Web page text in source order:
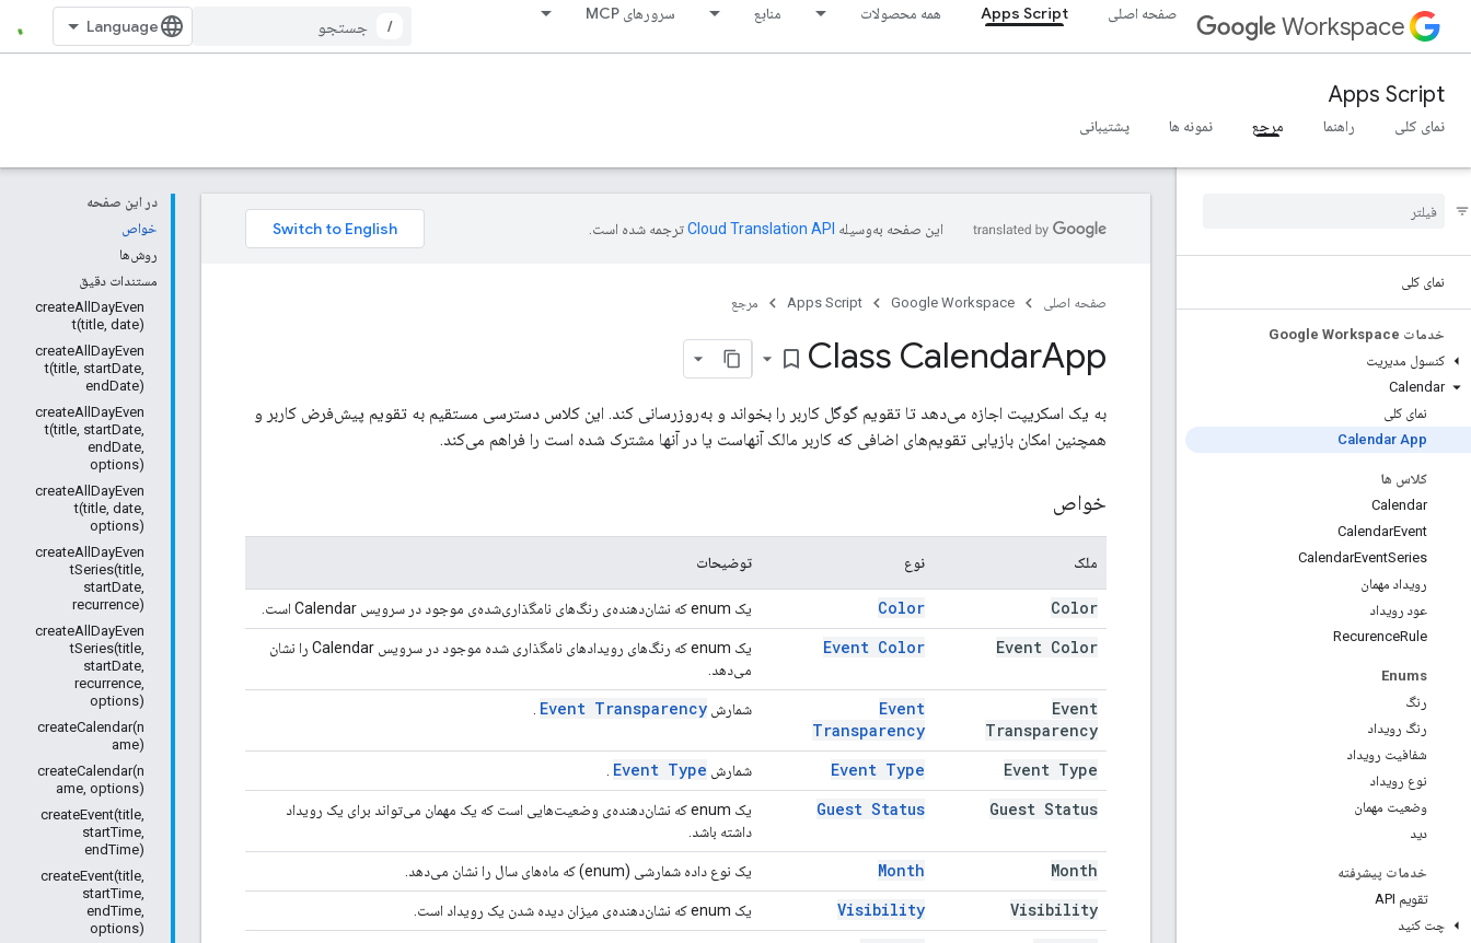
Workspace صفحه اصلی Apps Script همه محصولات منابع سرورهای MCP
/
Apps Script
نمای کلی راهنما مرجع نمونه ها پشتیبانی
نمای کلی
خدمات Google Workspace
کنسول مدیریت
Calendar
نمای کلی
Calendar App
کلاس ها
Calendar
CalendarEvent
CalendarEventSeries
رویداد مهمان
عود رویداد
RecurenceRule
Enums
رنگ
رنگ رویداد
شفافیت رویداد
نوع رویداد
وضعیت مهمان
دید
خدمات پیشرفته
تقویم API
چت کنید
در این صفحه
خواص
روش‌ها
مستندات دقیق
createAllDayEven
t(title, date)
createAllDayEven
t(title, startDate,
endDate)
createAllDayEven
t(title, startDate,
endDate,
options)
createAllDayEven
t(title, date,
options)
createAllDayEven
tSeries(title,
startDate,
recurrence)
createAllDayEven
tSeries(title,
startDate,
recurrence,
options)
createCalendar(n
ame)
createCalendar(n
ame, options)
createEvent(title,
startTime,
endTime)
createEvent(title,
startTime,
endTime,
options)
این صفحه به‌وسیله ترجمه شده است.
صفحه اصلی Google Workspace
Apps Script مرجع
Class CalendarApp
bookmark_border
به یک اسکریپت اجازه می‌دهد تا تقویم گوگل کاربر را بخواند و به‌روزرسانی کند. این کلاس دسترسی مستقیم به تقویم پیش‌فرض کاربر و
همچنین امکان بازیابی تقویم‌های اضافی که کاربر مالک آنهاست یا در آنها مشترک شده است را فراهم می‌کند.
خواص
ملک نوع توضیحات
Color
Color یک enum که نشان‌دهنده‌ی رنگ‌های نامگذاری‌شده‌ی موجود در سرویس Calendar است.
Event Color
Event Color
یک enum که رنگ‌های رویدادهای نامگذاری شده موجود در سرویس Calendar را نشان
می‌دهد.
Event
Transparency
Event
Transparency
شمارش Event Transparency
Event Type
Event Type شمارش Event Type
Guest Status
Guest Status
یک enum که نشان‌دهنده‌ی وضعیت‌هایی است که یک مهمان می‌تواند برای یک رویداد
داشته باشد.
Month
Month یک نوع داده شمارشی (enum) که ماه‌های سال را نشان می‌دهد.
Visibility
Visibility یک enum که نشان‌دهنده‌ی میزان دیده شدن یک رویداد است.